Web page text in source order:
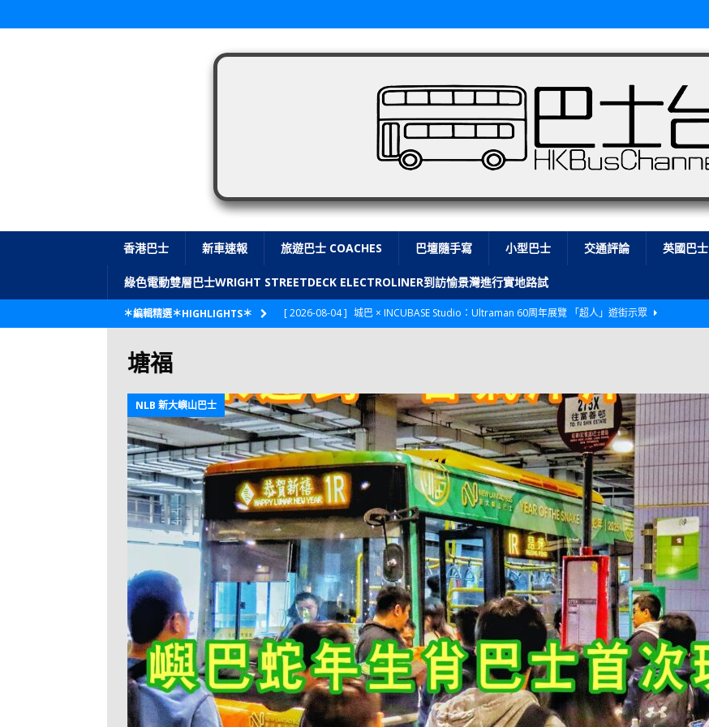
香港巴士 新車速報 旅遊巴士 COACHES 巴壇隨手寫 小型巴士 交通評論 英國巴士
綠色電動雙層巴士WRIGHT STREETDECK ELECTROLINER到訪愉景灣進行實地路試
＊編輯精選＊HIGHLIGHTS＊ [ 2026-08-04 ] 城巴 × INCUBASE Studio：Ultraman 60周年展覽 「超人」遊街示眾
LONGWIN 九巴及龍運
[ 2026-07-26 ] 【新車速報】第一部 410PS 規格宇通旅遊巴士 – 榮利「樂園快線」仕様
新車速報
[ 2026-07-23 ]
【電車】究竟幾幅插畫係為乜過唔到審批？
公益活動
[ 2026-07-22 ]
【輕鐵】痴卡哇列車2026年暑假陪大家搭「輕鐵發現號」旅遊專綫
MTR 港鐵
[ 2026-07-07 ] VOLVO 全新電動巴士 BERL 樣板車抵港
電動巴士
[ 2026-07-05 ]
美國國慶250，貼部電車慶祝，準備禮物叫人任影
電車
[ 2026-06-24 ] 校巴終於第一滴血了
巴壇隨手寫
[ 2026-06-23 ] 【纜車】昂坪360正式開展20周年慶典 玩轉「日與夜」好時光
MTR 港
鐵
[ 2026-06-22 ] Adidas FIFA 世界盃 The Yard 巴士巡遊 CITYBUS 城巴
塘福
NLB 新大嶼山巴士